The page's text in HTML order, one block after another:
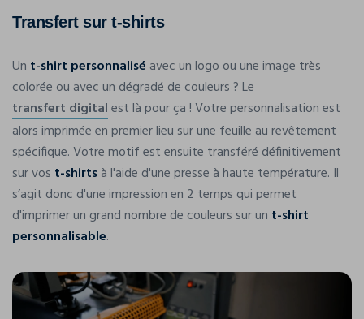
Transfert sur t-shirts
Un t-shirt personnalisé avec un logo ou une image très
colorée ou avec un dégradé de couleurs ? Le
transfert digitalest là pour ça ! Votre personnalisation est
alors imprimée en premier lieu sur une feuille au revêtement
spécifique. Votre motif est ensuite transféré définitivement
sur vos t-shirtsà l'aide d'une presse à haute température. Il
s’agit donc d'une impression en 2 temps qui permet
d'imprimer un grand nombre de couleurs sur un t-shirt
personnalisable.